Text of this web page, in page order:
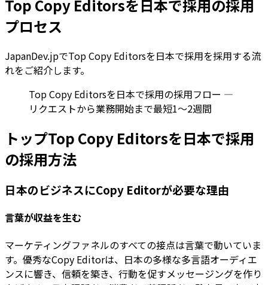
Top Copy Editorsを日本で採用の採用
プロセス
JapanDev.jpでTop Copy Editorsを日本で採用を採用する流
れをご紹介します。
Top Copy Editorsを日本で採用の採用フロー —
リクエストから業務開始まで最短1〜2週間
トップTop Copy Editorsを日本で採用
の採用方法
日本のビジネスにCopy Editorが必要な理由
言葉が収益を生む
マーケティングファネルのすべての接点は言葉で動いていま
す。優秀なCopy Editorは、日本の多様な多言語オーディエ
ンスに響き、信頼を築き、行動を促すメッセージングを作り